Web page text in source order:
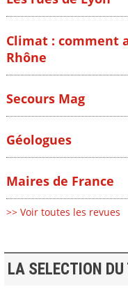
Climat : comment
Rhône
Secours Mag
Géologues
Maires de France
>> Voir toutes les revues
LA SELECTION